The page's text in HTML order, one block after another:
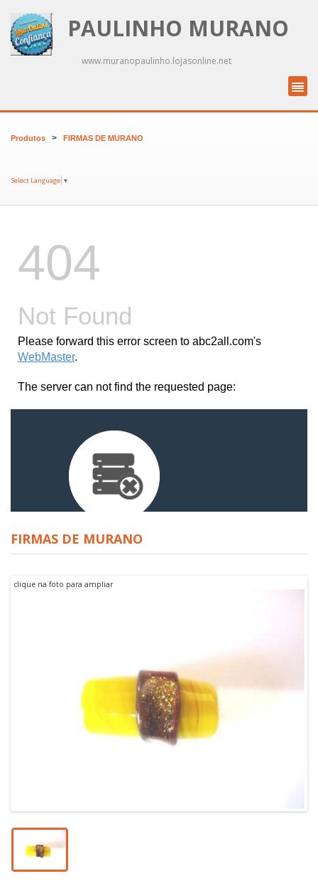
PAULINHO MURANO
www.muranopaulinho.lojasonline.net
Produtos > FIRMAS DE MURANO
Select Language ▼
FIRMAS DE MURANO
clique na foto para ampliar